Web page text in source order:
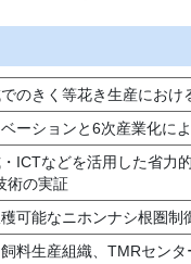
のきく等花き生産におけ
ーションと6次産業化に
ICTなどを活用した省力
術の実証
可能なニホンナシ根圏
料生産組織、TMRセン